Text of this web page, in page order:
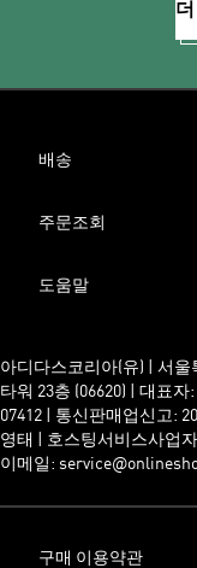
배송
주문조회
도움말
아디다스코리아(유) | 서울
타워 23층 (06620) | 대표
07412 | 통신판매업신고:
영태 | 호스팅서비스사업
이메일:
구매 이용약관